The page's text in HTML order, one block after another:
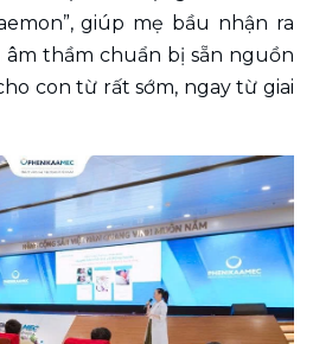
giúp mẹ bầu nhận ra
thầm chuẩn bị sẵn nguồn
con từ rất sớm, ngay từ giai